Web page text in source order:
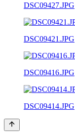
DSC09427.JPG
DSC09421.JPG
DSC09416.JPG
DSC09414.JPG